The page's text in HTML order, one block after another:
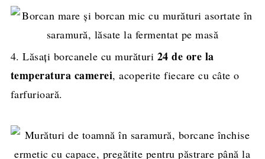
4. Lăsați borcanele cu murături 24 de ore la
temperatura camerei, acoperite fiecare cu câte o
farfurioară.